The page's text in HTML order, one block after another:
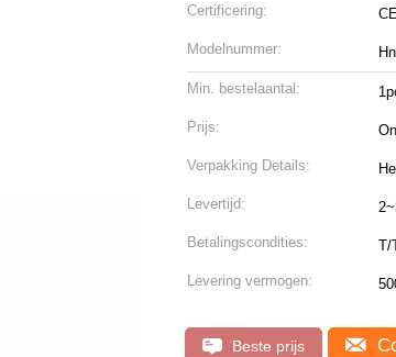
Certificering:
Modelnummer:
Min. bestelaantal:
Prijs:
Verpakking Details:
Levertijd:
Betalingscondities: T/
Levering vermogen:
Beste prijs